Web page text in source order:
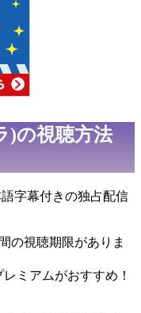
)の視聴方法
字幕付きの独占配信
の視聴期限がありま
ミアムがおすすめ！